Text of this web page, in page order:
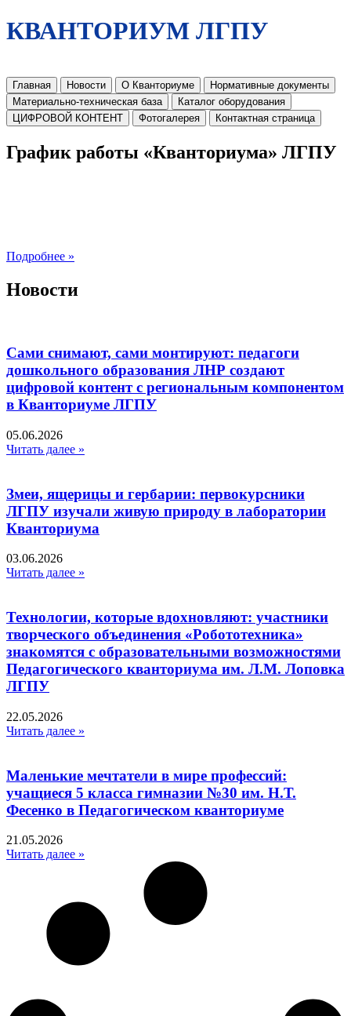
КВАНТОРИУМ ЛГПУ
Главная Новости О Кванториуме
Нормативные документы
Материально-техническая база
Каталог оборудования
ЦИФРОВОЙ КОНТЕНТ
Фотогалерея Контактная страница
График работы «Кванториума» ЛГПУ
Подробнее »
Новости
Сами снимают, сами монтируют: педагоги
дошкольного образования ЛНР создают
цифровой контент с региональным компонентом
в Кванториуме ЛГПУ​
05.06.2026
Читать далее »
Змеи, ящерицы и гербарии: первокурсники
ЛГПУ изучали живую природу в лаборатории
Кванториума
03.06.2026
Читать далее »
Технологии, которые вдохновляют: участники
творческого объединения «Робототехника»
знакомятся с образовательными возможностями
Педагогического кванториума им. Л.М. Лоповка
ЛГПУ
22.05.2026
Читать далее »
Маленькие мечтатели в мире профессий:
учащиеся 5 класса гимназии №30 им. Н.Т.
Фесенко в Педагогическом кванториуме
21.05.2026
Читать далее »